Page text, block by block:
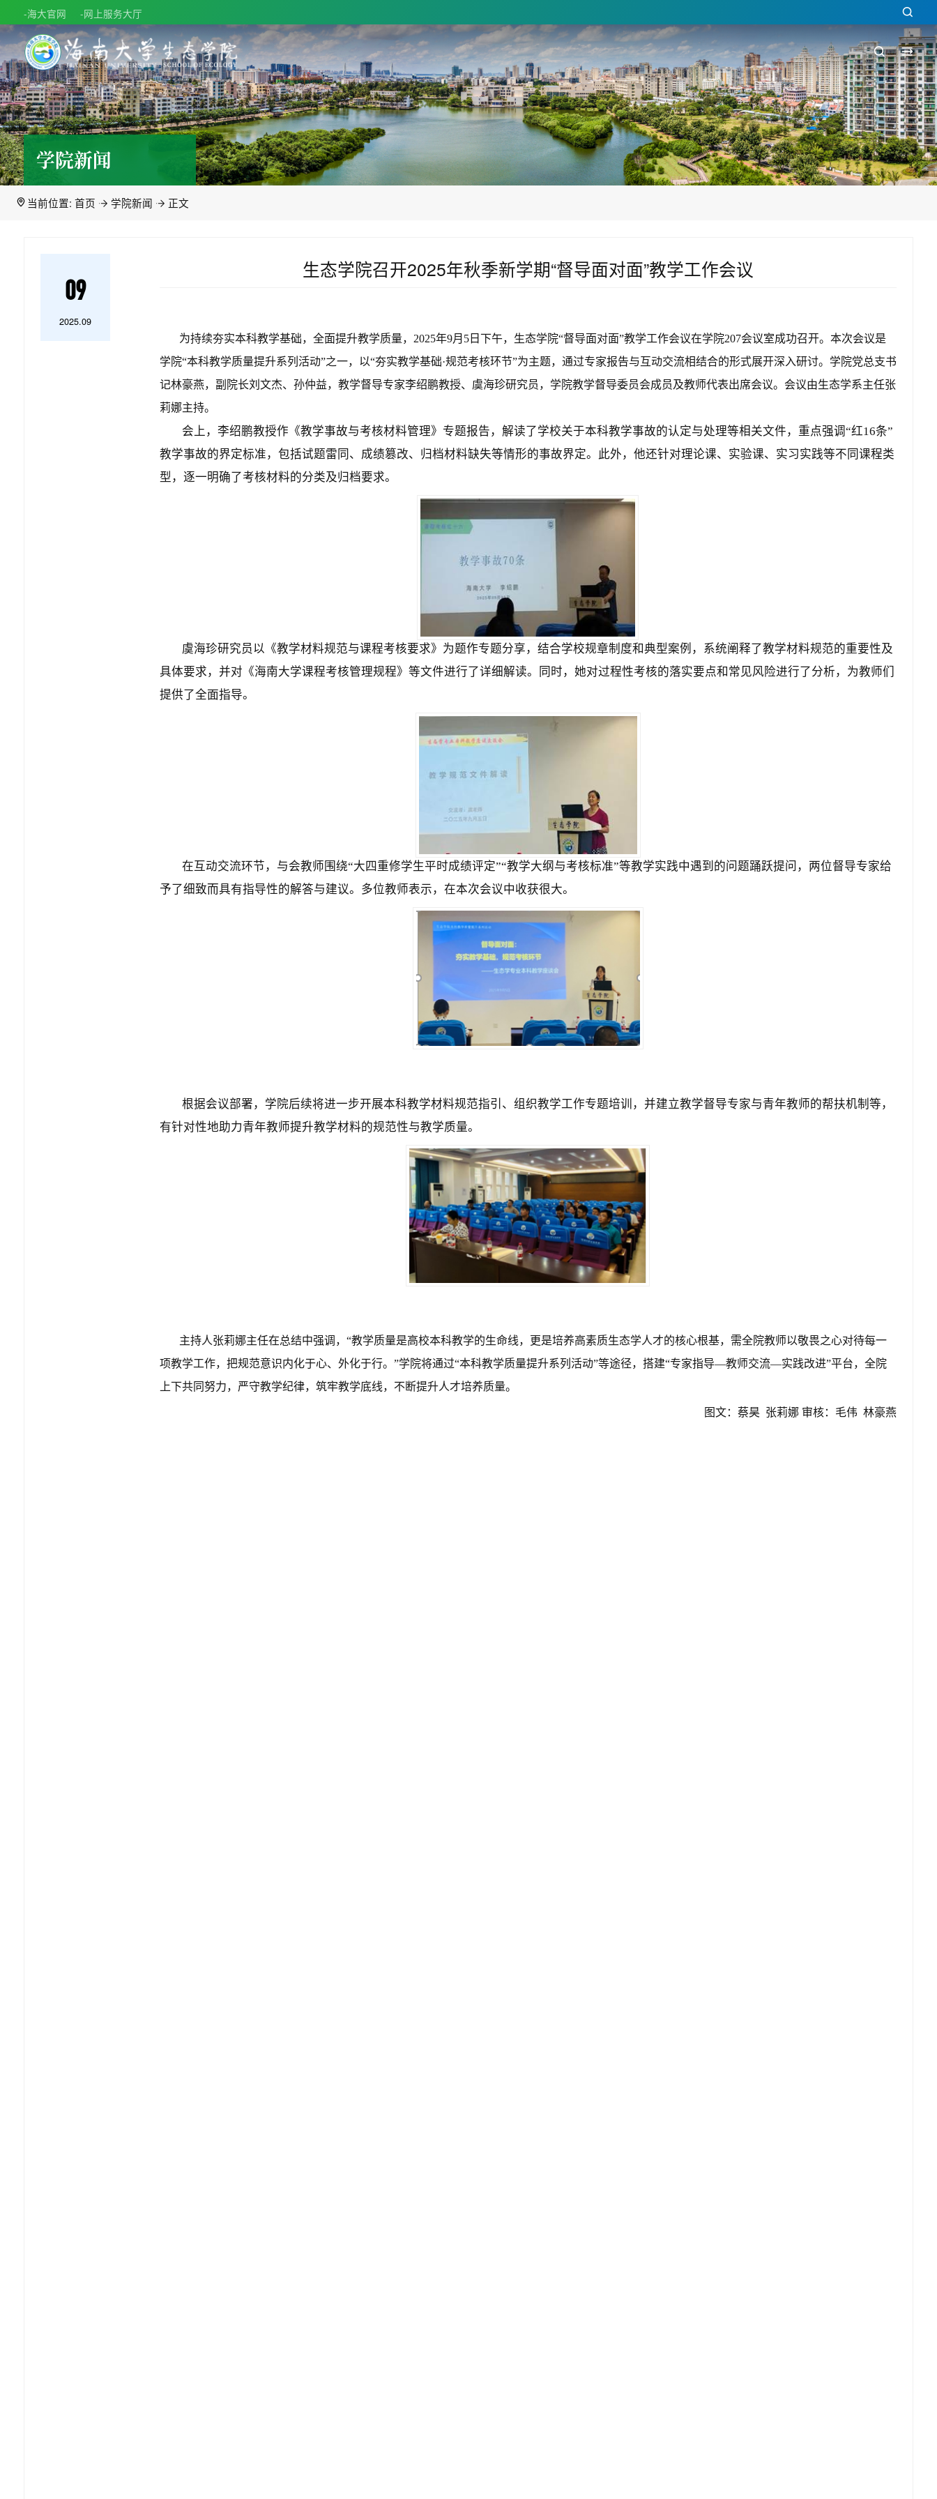
-海大官网 -网上服务大厅
学院新闻
当前位置:首页 学院新闻 正文
09
2025.09
生态学院召开2025年秋季新学期“督导面对面”教学工作会议
为持续夯实本科教学基础，全面提升教学质量， 2025年9月 5日下午，生态学院“督导面对面”教学工作会议在学院207会议室成功召开。 本次会议是
学院“本科教学质量提升系列活动”之一， 以“夯实教学基础·规范考核环节”为主题，通过专家报告与互动交流相结合的形式展开深入研讨。学院党总支书
记林豪燕，副院长刘文杰、孙仲益，教学督导专家李绍鹏教授、虞海珍研究员， 学院教学督导委员会成员及教师代表出席会议。会议由生态学系主任张
莉娜主持。
会上，李绍鹏教授作《教学事故与考核材料管理》专题报告，解读了学校关于本科教学事故的认定与处理等相关文件，重点强调“红16条”
教学事故的界定标准，包括试题雷同、成绩篡改、归档材料缺失等情形的事故界定。此外，他还针对理论课、实验课、实习实践等不同课程类
型，逐一明确了考核材料的分类及归档要求。
虞海珍研究员以《教学材料规范与课程考核要求》为题作专题分享，结合学校规章制度和典型案例，系统阐释了教学材料规范的重要性及
具体要求，并对《海南大学课程考核管理规程》等文件进行了详细解读。同时，她对过程性考核的落实要点和常见风险进行了分析，为教师们
提供了全面指导。
在互动交流环节，与会教师围绕“大四重修学生平时成绩评定”“教学大纲与考核标准”等教学实践中遇到的问题踊跃提问 ，两位督导专家给
予了细致而具有指导性的解答与建议。多位教师表示，在本次会议中收获很大。
根据会议部署，学院后续将进一步开展本科教学材料规范指引 、组织教学工作专题培训，并建立教学督导专家与青年教师的帮扶机制等，
有针对性地助力青年教师提升教学材料的规范性与教学质量。
主持人张莉娜主任在总结中强调 ，“教学质量是高校本科教学的生命线，更是培养高素质生态学人才的核心根基，需全院教师以敬畏之心对待每一
项教学工作，把规范意识内化于心、外化于行。”学院将通过“本科教学质量提升系列活动”等途径，搭建“专家指导—教师交流—实践改进”平台，全院
上下共同努力，严守教学纪律，筑牢教学底线，不断提升人才培养质量。
图文：蔡昊 张莉娜 审核：毛伟 林豪燕